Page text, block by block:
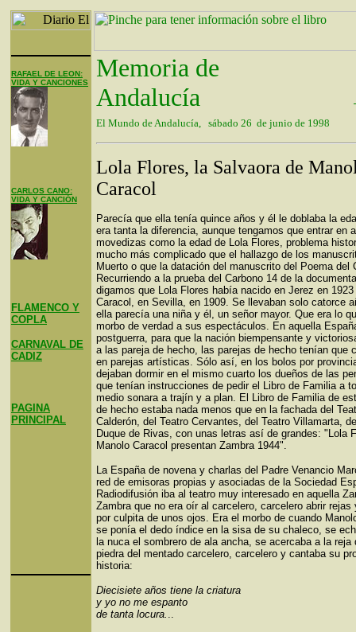
RAFAEL DE LEON:
VIDA Y CANCIONES
CARLOS CANO:
VIDA Y CANCIÓN
FLAMENCO Y
COPLA
CARNAVAL DE
CADIZ
PAGINA
PRINCIPAL
Memoria de
Andalucía
El Mundo de Andalucía, sábado 26 de junio de 1998
Lola Flores, la Salvaora de
Caracol
Parecía que ella tenía quince años y él le doblaba la
era tanta la diferencia, aunque tengamos que entrar en
movedizas como la edad de Lola Flores, problema
mucho más complicado que el hallazgo de los
Muerto o que la datación del manuscrito del Poema del
Recurriendo a la prueba del Carbono 14 de la
digamos que Lola Flores había nacido en Jerez en
Caracol, en Sevilla, en 1909. Se llevaban solo catorce
ella parecía una niña y él, un señor mayor. Que era lo
morbo de verdad a sus espectáculos. En aquella
postguerra, para que la nación biempensante y
a las pareja de hecho, las parejas de hecho tenían que
en parejas artísticas. Sólo así, en los bolos por
dejaban dormir en el mismo cuarto los dueños de las
que tenían instrucciones de pedir el Libro de Familia a
medio sonara a trajín y a plan. El Libro de Familia de
de hecho estaba nada menos que en la fachada del
Calderón, del Teatro Cervantes, del Teatro Villamarta,
Duque de Rivas, con unas letras así de grandes: "Lola
Manolo Caracol presentan Zambra 1944".
La España de novena y charlas del Padre Venancio
red de emisoras propias y asociadas de la Sociedad
Radiodifusión iba al teatro muy interesado en aquella
Zambra que no era oír al carcelero, carcelero abrir rejas
por culpita de unos ojos. Era el morbo de cuando
se ponía el dedo índice en la sisa de su chaleco, se
la nuca el sombrero de ala ancha, se acercaba a la reja
piedra del mentado carcelero, carcelero y cantaba su
historia:
Diecisiete años tiene la criatura
y yo no me espanto
de tanta locura. ..